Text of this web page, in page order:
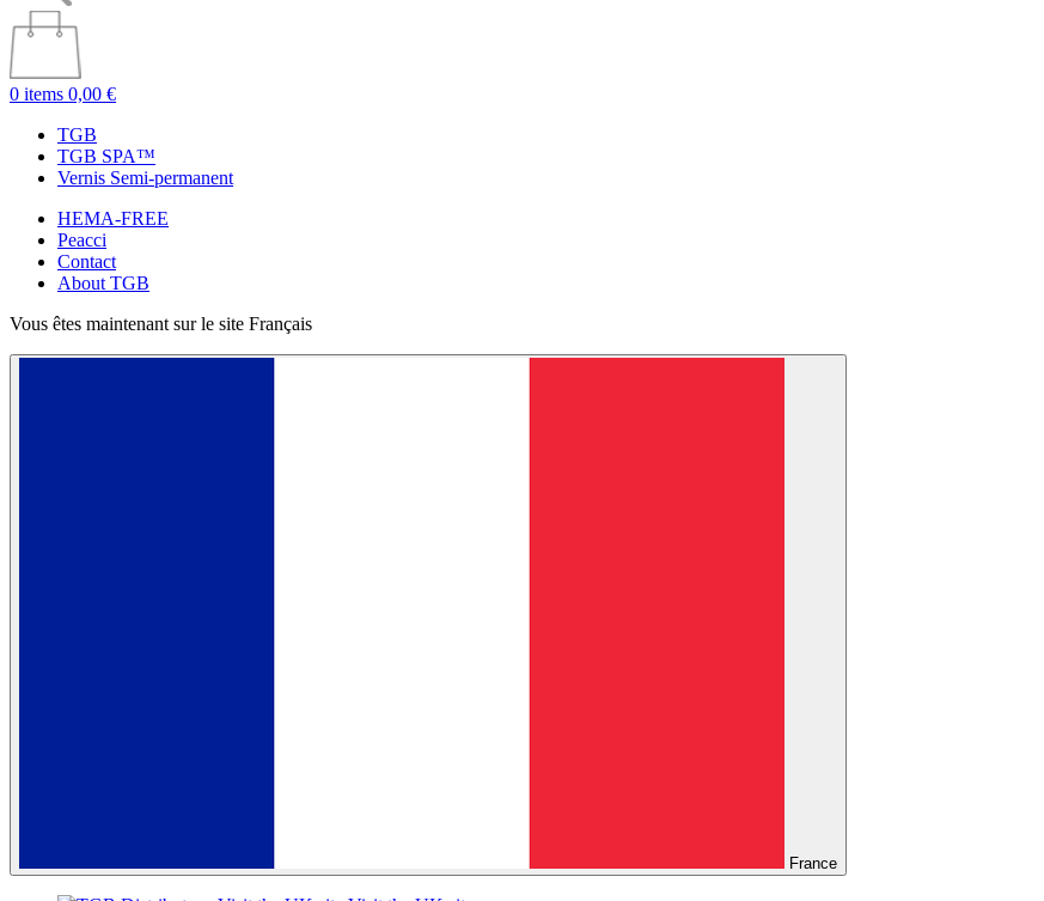
0 items 0,00 €
TGB
TGB SPA™
Vernis Semi-permanent
HEMA-FREE
Peacci
Contact
About TGB
Vous êtes maintenant sur le site Français
France